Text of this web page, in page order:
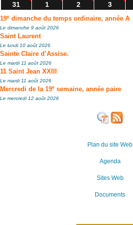
31
1 2 3
19e dimanche du temps ordinaire, année A
Le dimanche 9 août 2026
Saint Laurent
Le lundi 10 août 2026
Sainte Claire d’Assise.
Le mardi 11 août 2026
11 Saint Jean XXIII
Le mardi 11 août 2026
Mercredi de la 19e semaine, année paire
Le mercredi 12 août 2026
Plan du site Web
Agenda
Sites Web
Documents